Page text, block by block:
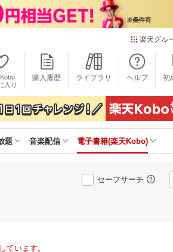
楽天グル
本
楽
電
楽
雑
楽
動
楽
入り
購入履歴 ライブラリ ヘルプ 初
題 音楽配信 電子書籍(楽天Kobo)
セーフサーチ
ています。